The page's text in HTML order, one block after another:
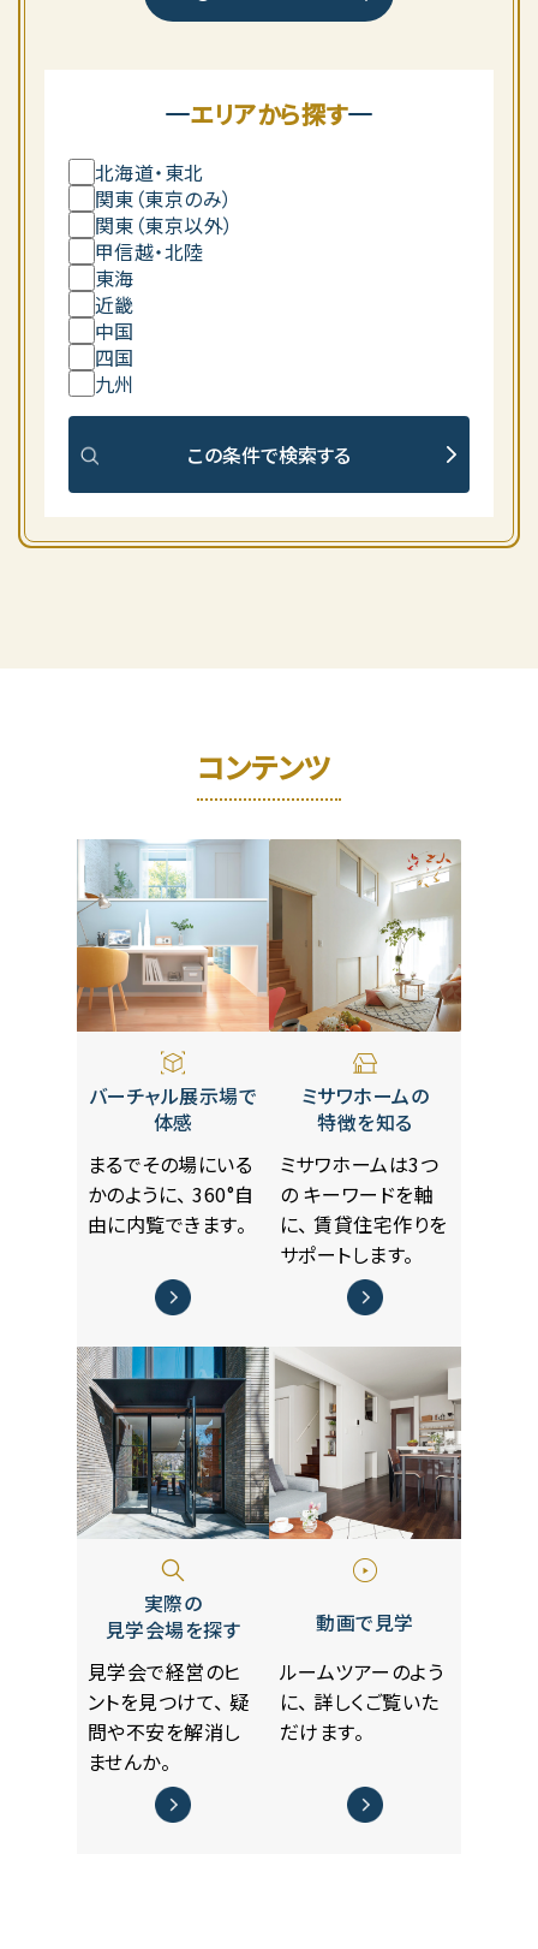
エリアから探す
北海道・東北
関東（東京のみ）
関東（東京以外）
甲信越・北陸
東海
近畿
中国
四国
九州
この条件で検索する
コンテンツ
バーチャル展示場で
体感
まるでその場にいる
かのように、 360°自
由に内覧できます。
ミサワホームの
特徴を知る
ミサワホームは3つ
の キーワードを軸
に、 賃貸住宅作りを
サポートします。
実際の
見学会場を探す
見学会で経営のヒ
ントを見つけて、 疑
問や不安を解消し
ませんか。
動画で見学
ルームツアーのよう
に、 詳しくご覧いた
だけます。